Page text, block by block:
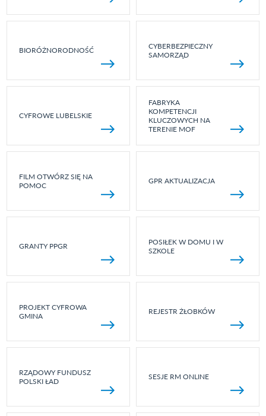
BIORÓŻNORODNOŚĆ
CYBERBEZPIECZNY
SAMORZĄD
CYFROWE LUBELSKIE
FABRYKA
KOMPETENCJI
KLUCZOWYCH NA
TERENIE MOF
FILM OTWÓRZ SIĘ NA
POMOC
GPR AKTUALIZACJA
GRANTY PPGR
POSIŁEK W DOMU I W
SZKOLE
PROJEKT CYFROWA
GMINA
REJESTR ŻŁOBKÓW
RZĄDOWY FUNDUSZ
POLSKI ŁAD
SESJE RM ONLINE